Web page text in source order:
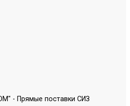
- Прямые поставки СИЗ